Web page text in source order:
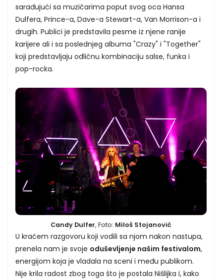
sarađujući sa muzičarima poput svog oca Hansa
Dulfera, Prince-a, Dave-a Stewart-a, Van Morrison-a i
drugih. Publici je predstavila pesme iz njene ranije
karijere ali i sa poslednjeg albuma "Crazy" i "Together"
koji predstavljaju odličnu kombinaciju salse, funka i
pop-rocka.
Candy Dulfer, Foto: Miloš Stojanović
U kraćem razgovoru koji vodili sa njom nakon nastupa,
prenela nam je svoje oduševljenje našim festivalom,
energijom koja je vladala na sceni i među publikom.
Nije krila radost zbog toga što je postala Nišlijka i, kako